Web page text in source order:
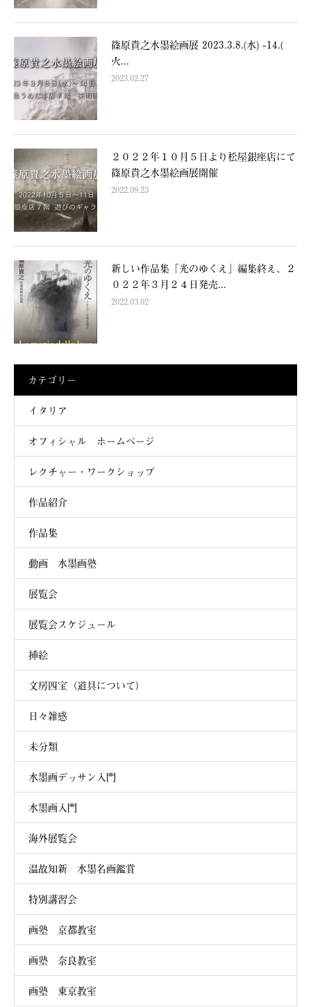
篠原貴之水墨絵画展 2023.3.8.(水) -14.(
火...
2023.02.27
２０２２年１０月５日より松屋銀座店にて
篠原貴之水墨絵画展開催
2022.09.23
新しい作品集「光のゆくえ」編集終え、２
０２２年３月２４日発売...
2022.03.02
カテゴリー
イタリア
オフィシャル ホームページ
レクチャー・ワークショップ
作品紹介
作品集
動画 水墨画塾
展覧会
展覧会スケジュール
挿絵
文房四宝（道具について）
日々雑感
未分類
水墨画デッサン入門
水墨画入門
海外展覧会
温故知新 水墨名画鑑賞
特別講習会
画塾 京都教室
画塾 奈良教室
画塾 東京教室